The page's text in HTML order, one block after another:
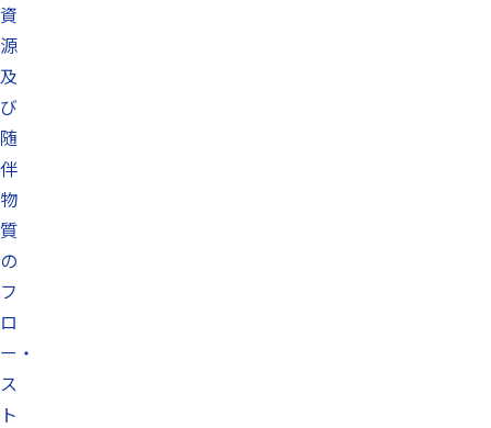
資
源
及
び
随
伴
物
質
の
フ
ロ
ー・
ス
ト